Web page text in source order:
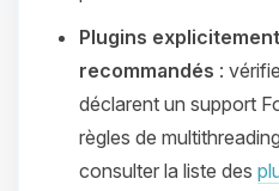
Plugins
recommandés :
déclarent un support
règles de
consulter la liste des